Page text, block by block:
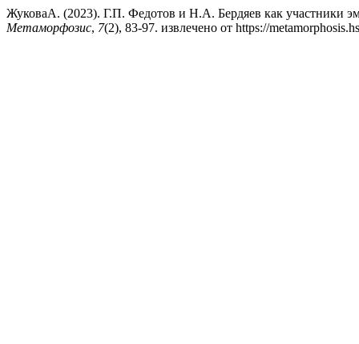
ЖуковаА. (2023). Г.П. Федотов и Н.А. Бердяев как участники
Метаморфозис, 7(2), 83-97. извлечено от https://